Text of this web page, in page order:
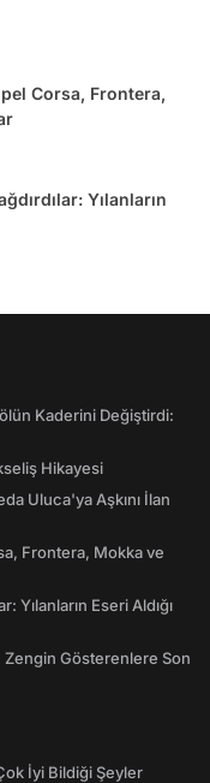
Corsa, Frontera,
Yılanların
Kaderini Değiştirdi:
Hikayesi
Uluca'ya Aşkını İlan
Frontera, Mokka ve
Yılanların Eseri Aldığı
Zengin Gösterenlere Son
İyi Bildiği Şeyler